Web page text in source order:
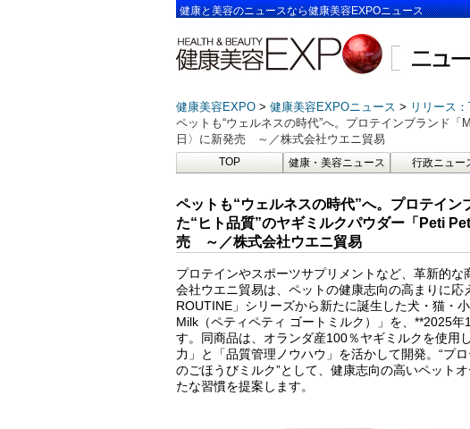
健康と美容のニュースなら健康美容EXPOニュース
健康美容EXPO 健康美容EXPOニュース リリース
ペットも“ウェルネスの時代”へ。プロテインブランド
日〉に新発売 ～／株式会社ウエニ貿易
TOP 健康・美容ニュース 行政ニュー
ペットも“ウェルネスの時代”へ。プロテイ
た“ヒト品質”のヤギミルクパウダー「Peti
売 ～／株式会社ウエニ貿易
プロテインやスポーツサプリメントなど、革新的
会社ウエニ貿易は、ペットの健康志向の高まりに
ROUTINE」シリーズから新たに誕生した犬・猫・
Milk（ペティペティ ゴートミルク）」を、**2025
す。同商品は、オランダ産100％ヤギミルクを使用
力」と「品質管理ノウハウ」を活かして開発。“プ
のごほうびミルク”として、健康志向の高いペット
たな習慣を提案します。